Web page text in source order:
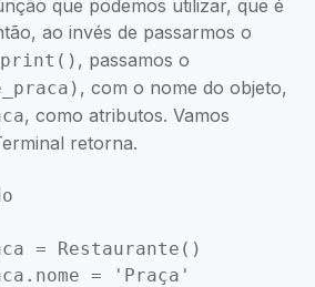
que podemos utilizar, que é
ao invés de passarmos o
print() , passamos o
, com o nome do objeto,
, como atributos. Vamos
retorna.
= Restaurante()
= 'Praça'